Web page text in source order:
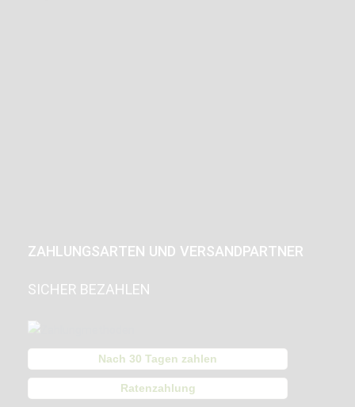
ZAHLUNGSARTEN UND VERSANDPARTNER
SICHER BEZAHLEN
Nach 30 Tagen zahlen
Ratenzahlung